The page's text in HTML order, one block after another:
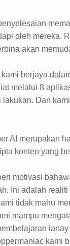
oleh mereka.
akan
berjaya
melalui 8
lakukan. Dan
AI merupakan
konten yang
motivasi
Ini adalah
tidak mahu
mampu
kami